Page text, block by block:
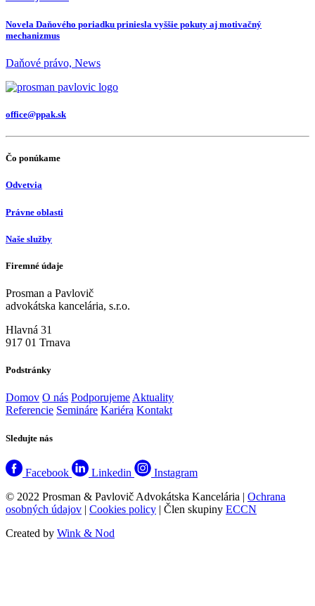
Novela Daňového poriadku priniesla vyššie pokuty aj motivačný
mechanizmus
Daňové právo, News
office@ppak.sk
Čo ponúkame
Odvetvia
Právne oblasti
Naše služby
Firemné údaje
Prosman a Pavlovič
advokátska kancelária, s.r.o.
Hlavná 31
917 01 Trnava
Podstránky
Domov O nás PodporujemeAktuality
Referencie Semináre Kariéra Kontakt
Sledujte nás
Facebook Linkedin
Instagram
© 2022 Prosman & Pavlovič Advokátska Kancelária | Ochrana
osobných údajov | Cookies policy | Člen skupiny ECCN
Created by Wink & Nod